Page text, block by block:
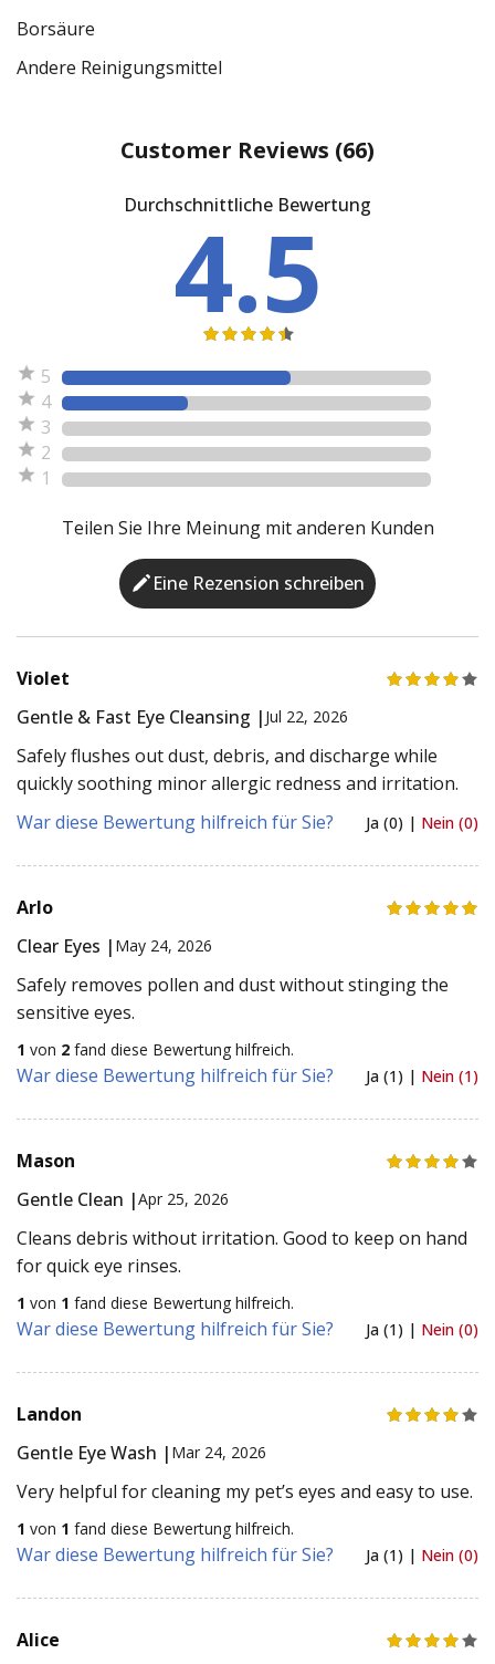
Borsäure
Andere Reinigungsmittel
Customer Reviews (66)
Durchschnittliche Bewertung
4.5
5
4
3
2
1
Teilen Sie Ihre Meinung mit anderen Kunden
Eine Rezension schreiben
Violet
Gentle & Fast Eye Cleansing | Jul 22, 2026
Safely flushes out dust, debris, and discharge while
quickly soothing minor allergic redness and irritation.
War diese Bewertung hilfreich für Sie?
Ja (0) | Nein (0)
Arlo
Clear Eyes | May 24, 2026
Safely removes pollen and dust without stinging the
sensitive eyes.
1 von 2 fand diese Bewertung hilfreich.
War diese Bewertung hilfreich für Sie? Ja (1) | Nein (1)
Mason
Gentle Clean |Apr 25, 2026
Cleans debris without irritation. Good to keep on hand
for quick eye rinses.
1 von 1 fand diese Bewertung hilfreich.
War diese Bewertung hilfreich für Sie? Ja (1) | Nein (0)
Landon
Gentle Eye Wash | Mar 24, 2026
Very helpful for cleaning my pet’s eyes and easy to use.
1 von 1 fand diese Bewertung hilfreich.
War diese Bewertung hilfreich für Sie? Ja (1) | Nein (0)
Alice